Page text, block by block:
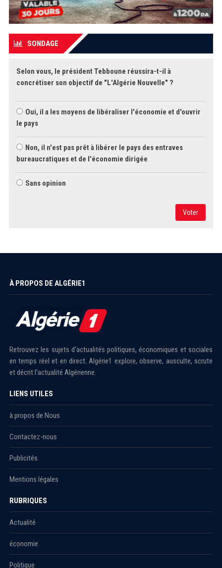
SONDAGE
Selon vous, le président Tebboune réussira-t-il à
concrétiser son objectif de "L'Algérie Nouvelle" ?
Oui, il a les moyens de libéraliser l'économie et d'ouvrir
le pays
Non, il n'est pas prêt à libérer le pays des entraves
bureaucratiques et de l'économie dirigée
Sans opinion
Voter
À PROPOS DE ALGÉRIE1
Retrouvez les sujets d'actualités politiques, économiques et sociales
en temps réel et en direct. Algérie1 explore, observe, ausculte, scrute
et décrit l'actualité Algérienne.
LIENS UTILES
à propos de Nous
Contactez-nous
Publicités
Mentions légales
RUBRIQUES
Actualité
économie
Politique